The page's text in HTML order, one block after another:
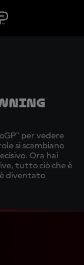
per vedere
si scambiano
Ora hai
tutto ciò che è
diventato